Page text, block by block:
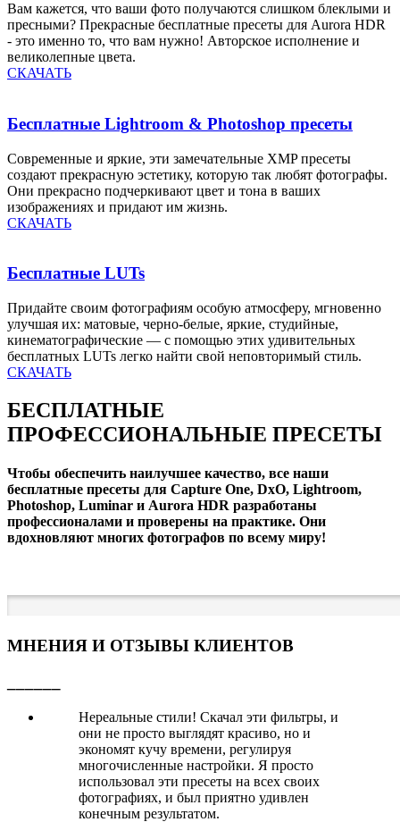
Вам кажется, что ваши фото получаются слишком блеклыми и
пресными? Прекрасные бесплатные пресеты для Aurora HDR
- это именно то, что вам нужно! Авторское исполнение и
великолепные цвета.
СКАЧАТЬ
Бесплатные Lightroom & Photoshop пресеты
Современные и яркие, эти замечательные XMP пресеты
создают прекрасную эстетику, которую так любят фотографы.
Они прекрасно подчеркивают цвет и тона в ваших
изображениях и придают им жизнь.
СКАЧАТЬ
Бесплатные LUTs
Придайте своим фотографиям особую атмосферу, мгновенно
улучшая их: матовые, черно-белые, яркие, студийные,
кинематографические — с помощью этих удивительных
бесплатных LUTs легко найти свой неповторимый стиль.
СКАЧАТЬ
БЕСПЛАТНЫЕ
ПРОФЕССИОНАЛЬНЫЕ ПРЕСЕТЫ
Чтобы обеспечить наилучшее качество, все наши
бесплатные пресеты для Capture One, DxO, Lightroom,
Photoshop, Luminar и Aurora HDR разработаны
профессионалами и проверены на практике. Они
вдохновляют многих фотографов по всему миру!
МНЕНИЯ И ОТЗЫВЫ КЛИЕНТОВ
Нереальные стили! Скачал эти фильтры, и
они не просто выглядят красиво, но и
экономят кучу времени, регулируя
многочисленные настройки. Я просто
использовал эти пресеты на всех своих
фотографиях, и был приятно удивлен
конечным результатом.